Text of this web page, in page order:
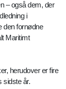
– også dem, der
i
den fornødne
Maritimt
herudover er fire
sidste år.